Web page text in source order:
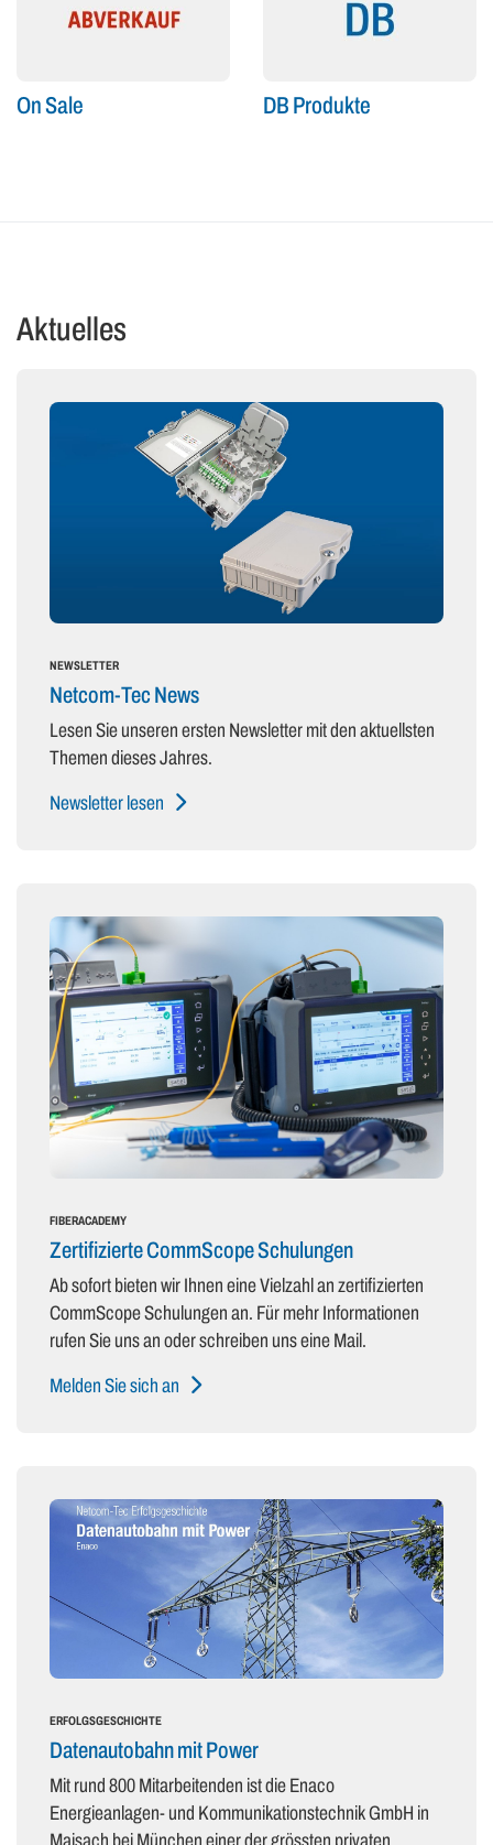
On Sale DB Produkte
Aktuelles
NEWSLETTER
Netcom-Tec News
Lesen Sie unseren ersten Newsletter mit den aktuellsten
Themen dieses Jahres.
Newsletter lesen
FIBERACADEMY
Zertifizierte CommScope Schulungen
Ab sofort bieten wir Ihnen eine Vielzahl an zertifizierten
CommScope Schulungen an. Für mehr Informationen
rufen Sie uns an oder schreiben uns eine Mail.
Melden Sie sich an
ERFOLGSGESCHICHTE
Datenautobahn mit Power
Mit rund 800 Mitarbeitenden ist die Enaco
Energieanlagen- und Kommunikationstechnik GmbH in
Maisach bei München einer der grössten privaten